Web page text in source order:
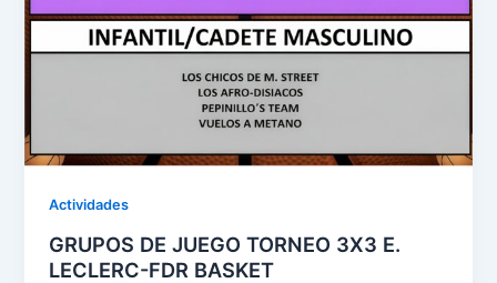
Actividades
GRUPOS DE JUEGO TORNEO 3X3 E.
LECLERC-FDR BASKET